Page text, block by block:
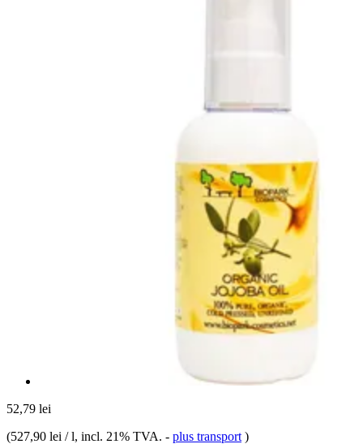
52,79 lei
(527,90 lei / l, incl. 21% TVA. - plus transport )